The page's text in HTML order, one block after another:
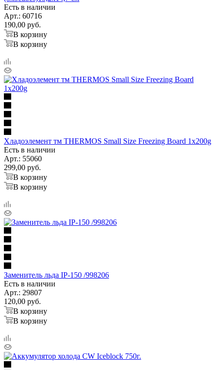
Есть в наличии
Арт.: 60716
190,00 руб.
В корзину
В корзину
Хладоэлемент тм THERMOS Small Size Freezing Board 1x200g
Есть в наличии
Арт.: 55060
299,00 руб.
В корзину
В корзину
Заменитель льда IP-150 /998206
Есть в наличии
Арт.: 29807
120,00 руб.
В корзину
В корзину